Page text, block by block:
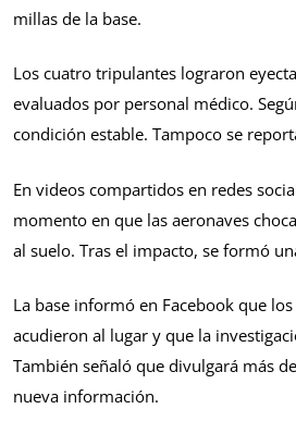
millas de la base.
Los cuatro tripulantes lograron
evaluados por personal médico.
condición estable. Tampoco se
En videos compartidos en redes
momento en que las aeronaves
al suelo. Tras el impacto, se formó
La base informó en Facebook que
acudieron al lugar y que la
También señaló que divulgará más
nueva información.